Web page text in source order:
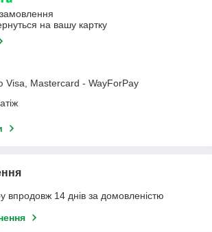
на вашу картку
Visa, Mastercard - WayForPay
впродовж 14 днів за домовленістю